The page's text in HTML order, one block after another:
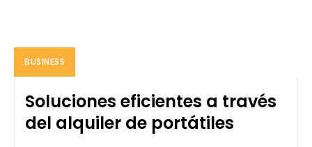
BUSINESS
Soluciones eficientes a través
del alquiler de portátiles